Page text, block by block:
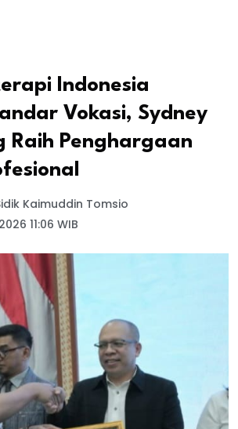
Indonesia
Vokasi, Sydney
Raih Penghargaan
Kaimuddin Tomsio
11:06 WIB